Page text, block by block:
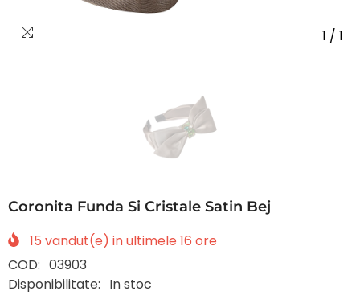
1 / 1
Coronita Funda Si Cristale Satin Bej
15 vandut(e) in ultimele 16 ore
COD: 03903
Disponibilitate: In stoc